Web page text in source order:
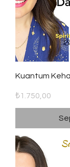
Kuantum
Fiyat
₺1.750,00